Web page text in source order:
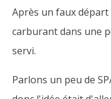
Après un faux départ
carburant dans une
servi.
Parlons un peu de